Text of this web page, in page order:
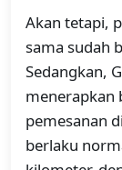
Akan tetapi,
sama sudah
Sedangkan,
menerapkan
pemesanan
berlaku